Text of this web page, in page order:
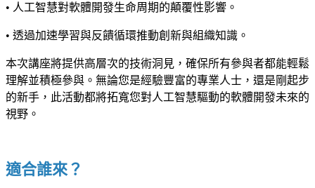
• 人工智慧對軟體開發生命周期的顛覆性影響。
• 透過加速學習與反饋循環推動創新與組織知識。
本次講座將提供高層次的技術洞見，確保所有參與者都能輕鬆
理解並積極參與。無論您是經驗豐富的專業人士，還是剛起步
的新手，此活動都將拓寬您對人工智慧驅動的軟體開發未來的
視野。
適合誰來？